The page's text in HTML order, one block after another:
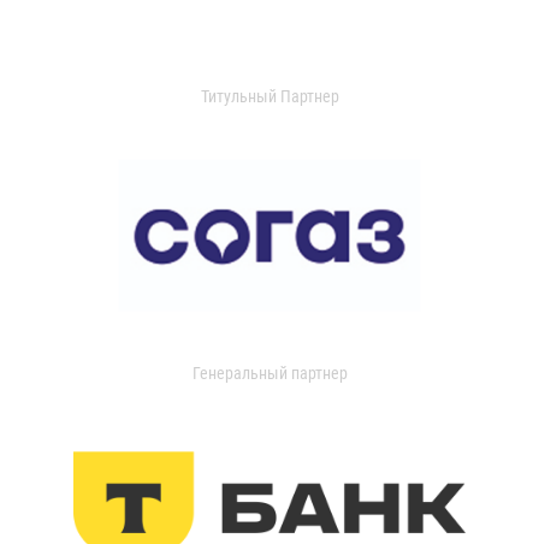
Титульный Партнер
Генеральный партнер